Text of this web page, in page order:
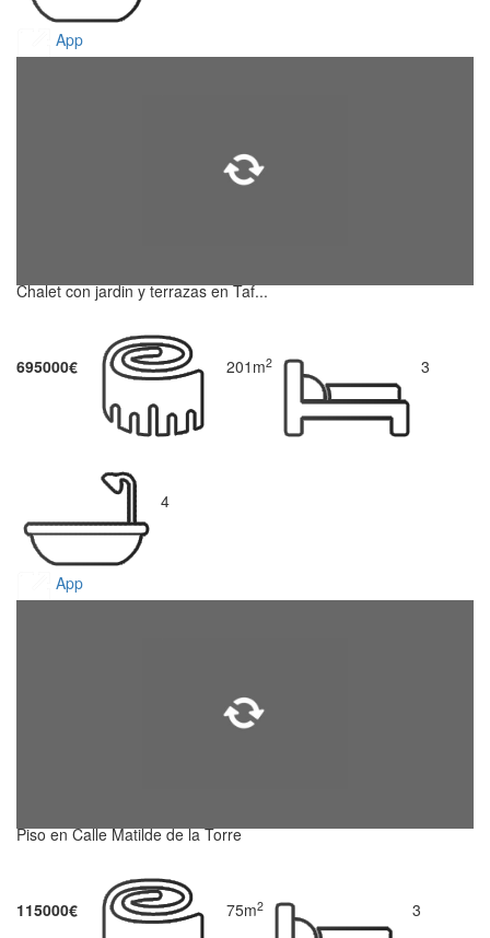
App
Chalet con jardin y terrazas en Taf...
695000€ 201m2 3
4
App
Piso en Calle Matilde de la Torre
115000€ 75m2 3